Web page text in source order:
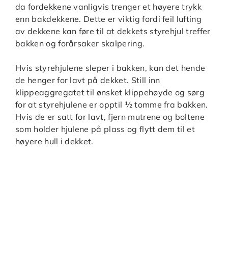
da fordekkene vanligvis trenger et høyere trykk
enn bakdekkene. Dette er viktig fordi feil lufting
av dekkene kan føre til at dekkets styrehjul treffer
bakken og forårsaker skalpering.
Hvis styrehjulene sleper i bakken, kan det hende
de henger for lavt på dekket. Still inn
klippeaggregatet til ønsket klippehøyde og sørg
for at styrehjulene er opptil ½ tomme fra bakken.
Hvis de er satt for lavt, fjern mutrene og boltene
som holder hjulene på plass og flytt dem til et
høyere hull i dekket.